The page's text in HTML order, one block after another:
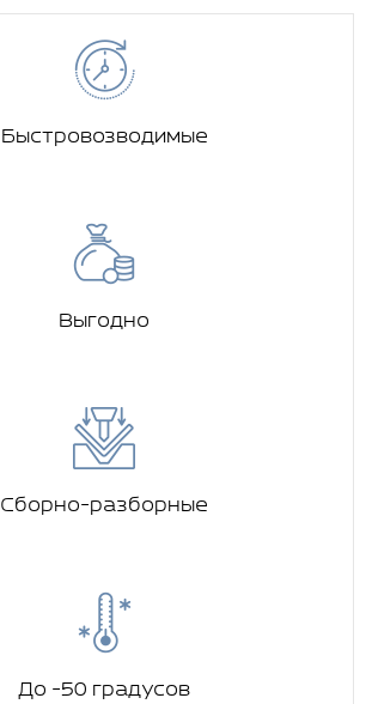
Быстровозводимые
Выгодно
Сборно-разборные
До -50 градусов